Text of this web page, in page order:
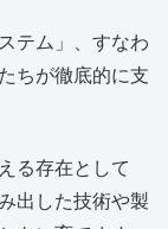
テム」、すなわ
ちが徹底的に支
る存在として
出した技術や製